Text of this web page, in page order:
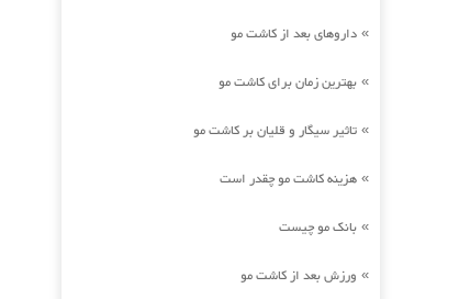
» داروهای بعد از کاشت مو
» بهترین زمان برای کاشت مو
» تاثیر سیگار و قلیان بر کاشت مو
» هزینه کاشت مو چقدر است
» بانک مو چیست
» ورزش بعد از کاشت مو